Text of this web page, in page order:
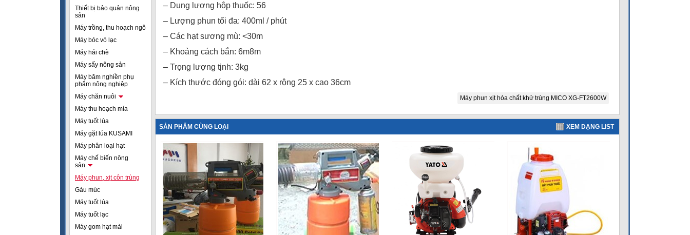
Thiết bị bảo quản nông
sản
Máy trồng, thu hoạch ngô
Máy bóc vỏ lạc
Máy hái chè
Máy sấy nông sản
Máy băm nghiền phụ
phẩm nông nghiệp
Máy chăn nuôi
Máy thu hoạch mía
Máy tuốt lúa
Máy gặt lúa KUSAMI
Máy phân loại hạt
Máy chế biến nông
sản
Máy phun, xịt côn trùng
Gàu múc
Máy tuốt lúa
Máy tuốt lạc
Máy gom hạt mài
– Dung lượng hộp thuốc: 56
– Lượng phun tối đa: 400ml / phút
– Các hạt sương mù: <30m
– Khoảng cách bắn: 6m8m
– Trọng lượng tịnh: 3kg
– Kích thước đóng gói: dài 62 x rộng 25 x cao 36cm
Máy phun xịt hóa chất khử trùng MICO XG-FT2600W
SẢN PHẨM CÙNG LOẠI XEM DẠNG LIST